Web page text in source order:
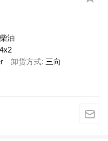
柴油
4x2
卸货方式 三向